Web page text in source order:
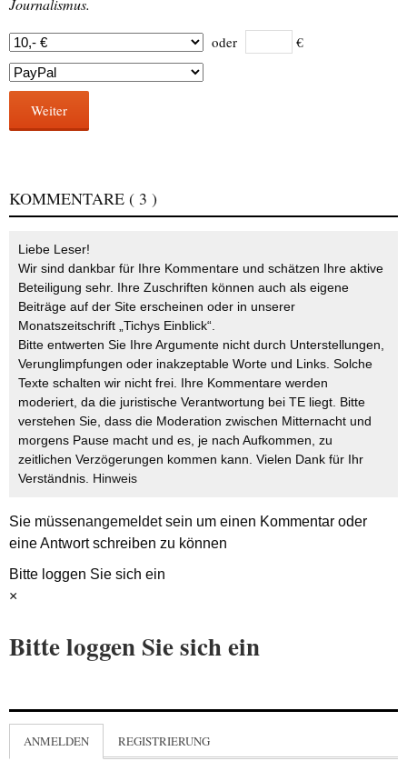
Journalismus.
oder €
Weiter
KOMMENTARE ( 3 )
Liebe Leser!
Wir sind dankbar für Ihre Kommentare und schätzen Ihre aktive
Beteiligung sehr. Ihre Zuschriften können auch als eigene
Beiträge auf der Site erscheinen oder in unserer
Monatszeitschrift „Tichys Einblick“.
Bitte entwerten Sie Ihre Argumente nicht durch Unterstellungen,
Verunglimpfungen oder inakzeptable Worte und Links. Solche
Texte schalten wir nicht frei. Ihre Kommentare werden
moderiert, da die juristische Verantwortung bei TE liegt. Bitte
verstehen Sie, dass die Moderation zwischen Mitternacht und
morgens Pause macht und es, je nach Aufkommen, zu
zeitlichen Verzögerungen kommen kann. Vielen Dank für Ihr
Verständnis. Hinweis
Sie müssenangemeldetsein um einen Kommentar oder
eine Antwort schreiben zu können
Bitte loggen Sie sich ein
×
Bitte loggen Sie sich ein
ANMELDEN REGISTRIERUNG